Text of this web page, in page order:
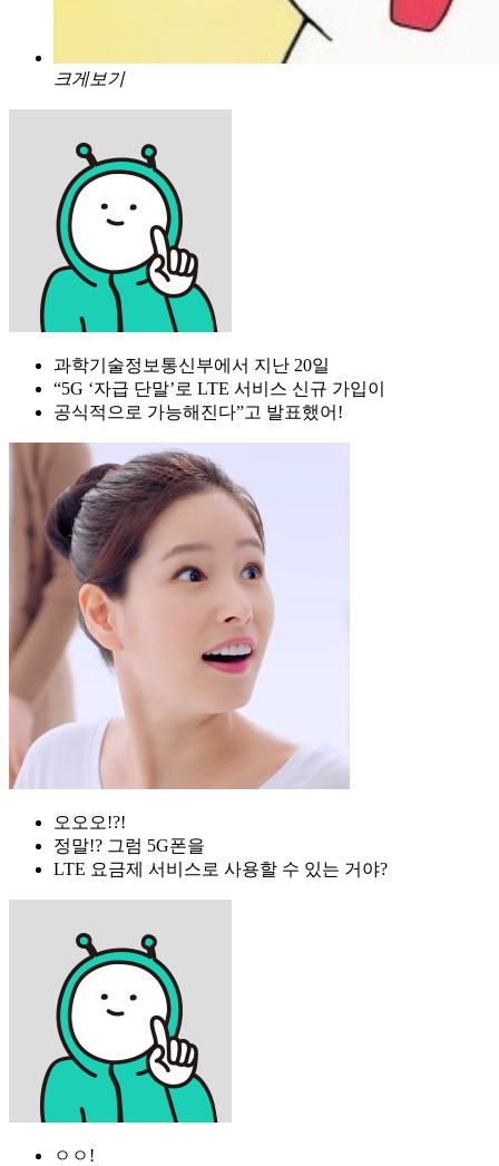
크게보기
과학기술정보통신부에서 지난 20일
“5G ‘자급 단말’로 LTE 서비스 신규 가입이
공식적으로 가능해진다”고 발표했어!
오오오!?!
정말!? 그럼 5G폰을
LTE 요금제 서비스로 사용할 수 있는 거야?
ㅇㅇ!